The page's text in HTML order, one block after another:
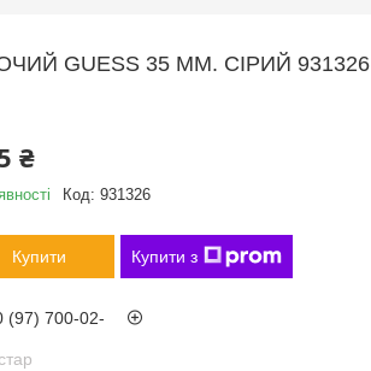
GUESS 35 ММ. СІРИЙ 931326
₴
Код: 931326
Купити Купити з
(97) 700-02-